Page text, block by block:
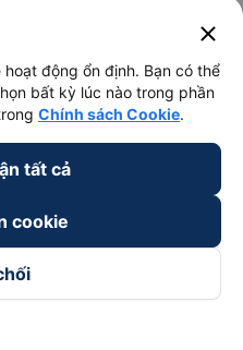
close
động ổn định. Bạn có thể
bất kỳ lúc nào trong phần
Chính sách Cookie.
tất cả
cookie